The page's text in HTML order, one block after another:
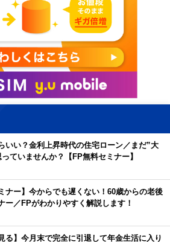
いい？金利上昇時代の住宅ローン／まだ”大
ていませんか？【FP無料セミナー】
ナー】今からでも遅くない！60歳からの老後
ー／FPがわかりやすく解説します！
る】今月末で完全に引退して年金生活に入り